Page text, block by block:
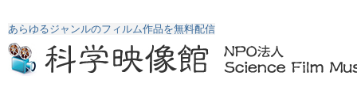
あらゆるジャンルのフィルム作品を無料配信